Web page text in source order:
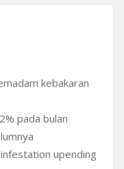
kebakaran
pada bulan
upending